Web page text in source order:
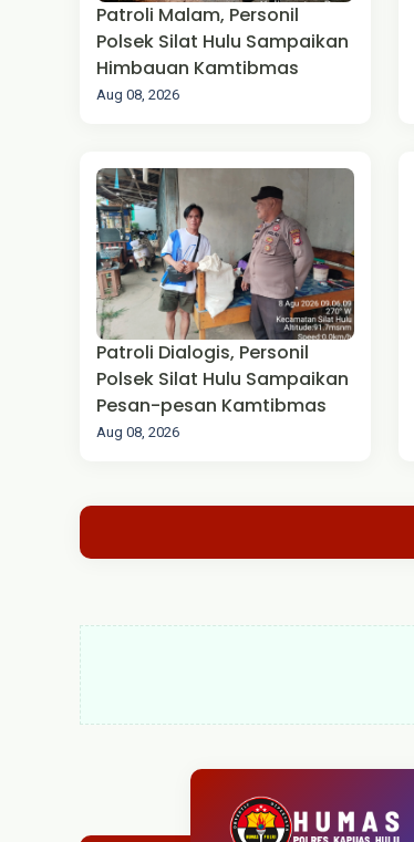
Patroli Malam, Personil
Polsek Silat Hulu Sampaikan
Himbauan Kamtibmas
Aug 08, 2026
Patroli Dialogis, Personil
Polsek Silat Hulu Sampaikan
Pesan-pesan Kamtibmas
Aug 08, 2026